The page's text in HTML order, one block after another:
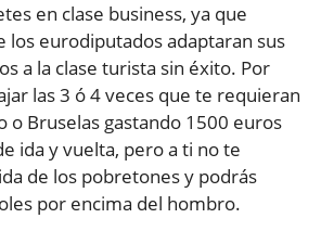
en clase business, ya que
los eurodiputados adaptaran sus
a la clase turista sin éxito. Por
las 3 ó 4 veces que te requieran
o Bruselas gastando 1500 euros
ida y vuelta, pero a ti no te
de los pobretones y podrás
por encima del hombro.